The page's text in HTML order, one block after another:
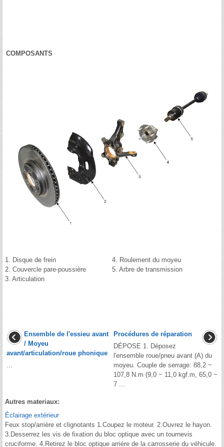
COMPOSANTS
1. Disque de frein
2. Couvercle pare-poussière
3. Articulation
4. Roulement du moyeu
5. Arbre de transmission
Ensemble de l′essieu avant
/ Moyeu
avant/articulation/roue phonique
...
Procédures de réparation
DÉPOSE 1. Déposez
l'ensemble roue/pneu avant (A) du
moyeu. Couple de serrage: 88,2 ~
107,8 N.m (9,0 ~ 11,0 kgf.m, 65,0 ~
7 ...
Autres materiaux:
Éclairage extérieur
Feux stop/arrière et clignotants 1.Coupez le moteur. 2.Ouvrez le hayon.
3.Desserrez les vis de fixation du bloc optique avec un tournevis
cruciforme. 4.Retirez le bloc optique arrière de la carrosserie du véhicule.